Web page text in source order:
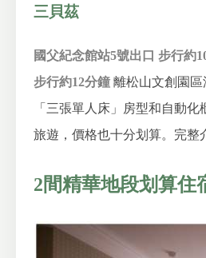
三貝茲
國父紀念館站5號出口 步行約
步行約12分鐘 離松山文創園
「三張單人床」房型和自動化
旅遊，價格也十分划算。 完整
2間精華地段划算住